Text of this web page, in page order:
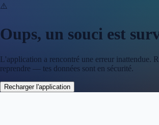
⚠️
Oups, un souci est
L'application a rencontré une erreur inattendue.
reprendre — tes données sont en sécurité.
Recharger l'application